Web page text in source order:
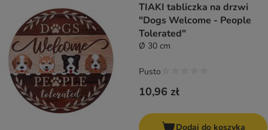
TIAKI tabliczka na drzwi
"Dogs Welcome - People
Tolerated"
Ø 30 cm
10,96 zł
Pusto
Dodaj do koszyka